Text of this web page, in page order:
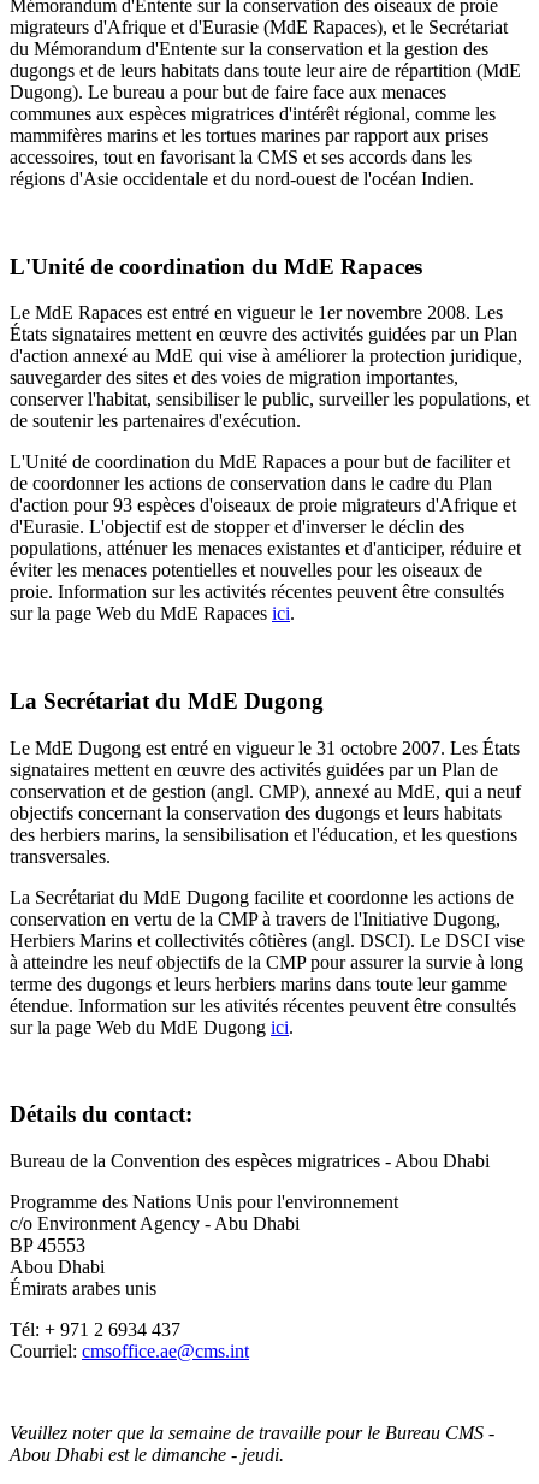
Mémorandum d'Entente sur la conservation des oiseaux de proie
migrateurs d'Afrique et d'Eurasie (MdE Rapaces), et le Secrétariat
du Mémorandum d'Entente sur la conservation et la gestion des
dugongs et de leurs habitats dans toute leur aire de répartition (MdE
Dugong). Le bureau a pour but de faire face aux menaces
communes aux espèces migratrices d'intérêt régional, comme les
mammifères marins et les tortues marines par rapport aux prises
accessoires, tout en favorisant la CMS et ses accords dans les
régions d'Asie occidentale et du nord-ouest de l'océan Indien.
L'Unité de coordination du MdE Rapaces
Le MdE Rapaces est entré en vigueur le 1er novembre 2008. Les
États signataires mettent en œuvre des activités guidées par un Plan
d'action annexé au MdE qui vise à améliorer la protection juridique,
sauvegarder des sites et des voies de migration importantes,
conserver l'habitat, sensibiliser le public, surveiller les populations, et
de soutenir les partenaires d'exécution.
L'Unité de coordination du MdE Rapaces a pour but de faciliter et
de coordonner les actions de conservation dans le cadre du Plan
d'action pour 93 espèces d'oiseaux de proie migrateurs d'Afrique et
d'Eurasie. L'objectif est de stopper et d'inverser le déclin des
populations, atténuer les menaces existantes et d'anticiper, réduire et
éviter les menaces potentielles et nouvelles pour les oiseaux de
proie. Information sur les activités récentes peuvent être consultés
sur la page Web du MdE Rapaces ici.
La Secrétariat du MdE Dugong
Le MdE Dugong est entré en vigueur le 31 octobre 2007. Les États
signataires mettent en œuvre des activités guidées par un Plan de
conservation et de gestion (angl. CMP), annexé au MdE, qui a neuf
objectifs concernant la conservation des dugongs et leurs habitats
des herbiers marins, la sensibilisation et l'éducation, et les questions
transversales.
La Secrétariat du MdE Dugong facilite et coordonne les actions de
conservation en vertu de la CMP à travers de l'Initiative Dugong,
Herbiers Marins et collectivités côtières (angl. DSCI). Le DSCI vise
à atteindre les neuf objectifs de la CMP pour assurer la survie à long
terme des dugongs et leurs herbiers marins dans toute leur gamme
étendue. Information sur les ativités récentes peuvent être consultés
sur la page Web du MdE Dugong ici.
Détails du contact:
Bureau de la Convention des espèces migratrices - Abou Dhabi
Programme des Nations Unis pour l'environnement
c/o Environment Agency - Abu Dhabi
BP 45553
Abou Dhabi
Émirats arabes unis
Tél: + 971 2 6934 437
Courriel: cmsoffice.ae@cms.int
Veuillez noter que la semaine de travaille pour le Bureau CMS -
Abou Dhabi est le dimanche - jeudi.